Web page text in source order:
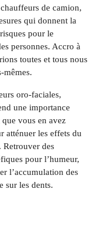
de camion,
qui donnent la
pour le
personnes. Accro à
toutes et tous nous
mêmes.
oro-faciales,
une importance
vous en avez
atténuer les effets du
Retrouver des
pour l’humeur,
l’accumulation des
sur les dents.